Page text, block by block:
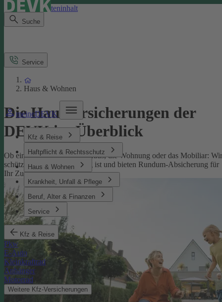
Direkt zum Seiteninhalt
Suche
meineDEVK
Kfz & Reise
Haftpflicht & Rechtsschutz
Haus & Wohnen
Krankheit, Unfall & Pflege
Beruf, Alter & Finanzen
Service
Kfz & Reise
Pkw
E-Auto
Kleinkraftrad
Anhänger
Motorrad
Weitere Kfz-Versicherungen
Service
Haus & Wohnen
Die Hausversicherungen der
DEVK im Überblick
Ob eine Versicherung fürs Haus, die Wohnung oder das Mobiliar: Wir
schützen, was Ihnen wichtig ist und bieten Rundum-Absicherung für
Ihr Zuhause.